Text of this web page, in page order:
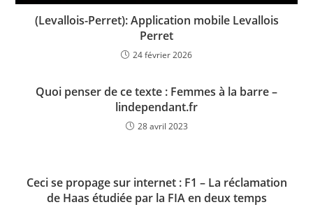
(Levallois-Perret): Application mobile Levallois
Perret
24 février 2026
Quoi penser de ce texte : Femmes à la barre –
lindependant.fr
28 avril 2023
Ceci se propage sur internet : F1 – La réclamation
de Haas étudiée par la FIA en deux temps